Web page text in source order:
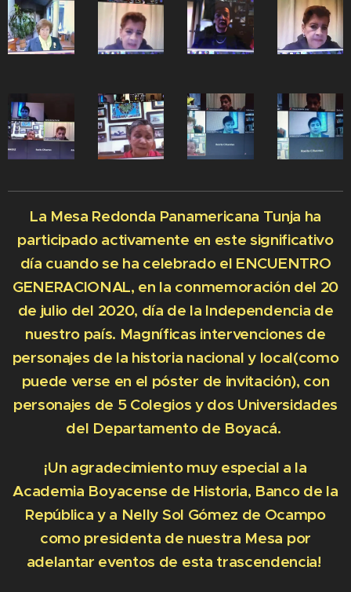
La Mesa Redonda Panamericana Tunja ha
participado activamente en este significativo
día cuando se ha celebrado el ENCUENTRO
GENERACIONAL, en la conmemoración del 20
de julio del 2020, día de la Independencia de
nuestro país. Magníficas intervenciones de
personajes de la historia nacional y local(como
puede verse en el póster de invitación), con
personajes de 5 Colegios y dos Universidades
del Departamento de Boyacá.
¡Un agradecimiento muy especial a la
Academia Boyacense de Historia, Banco de la
República y a Nelly Sol Gómez de Ocampo
como presidenta de nuestra Mesa por
adelantar eventos de esta trascendencia!